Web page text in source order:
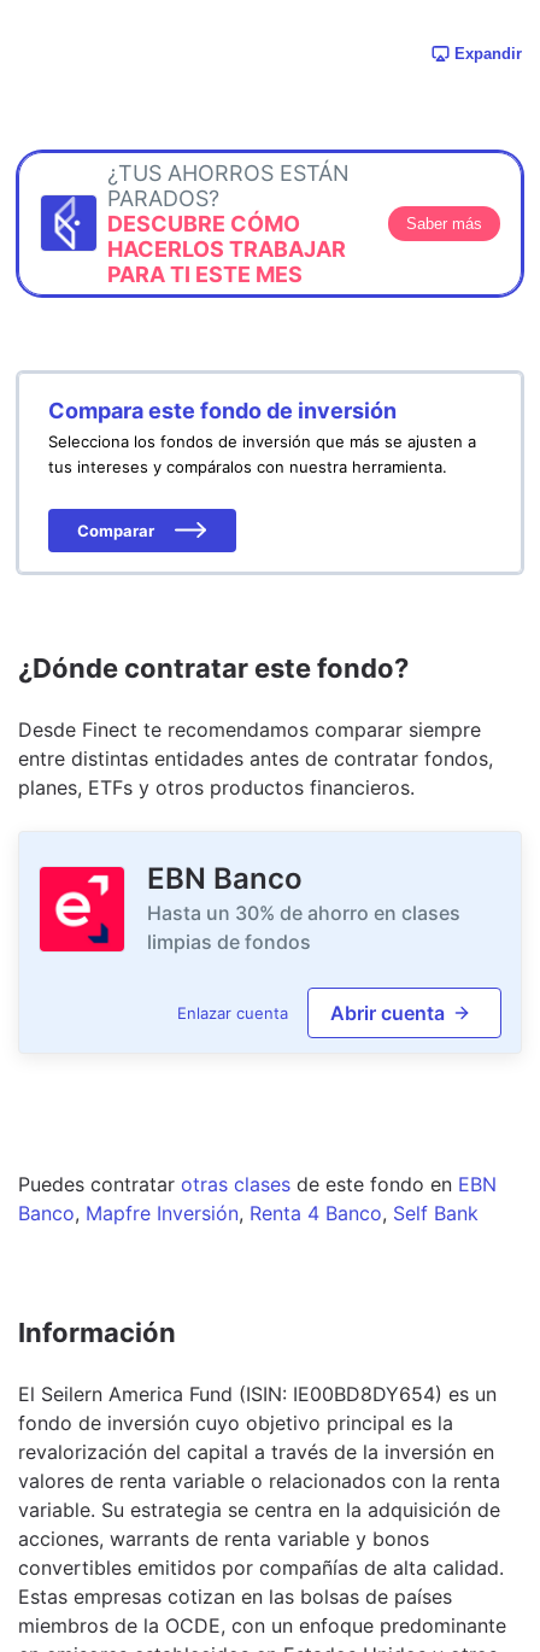
Expandir
¿TUS AHORROS ESTÁN
PARADOS?
DESCUBRE CÓMO
HACERLOS TRABAJAR
PARA TI ESTE MES
Saber más
Compara este fondo de inversión
Selecciona los fondos de inversión que más se ajusten a
tus intereses y compáralos con nuestra herramienta.
Comparar
¿Dónde contratar este fondo?
Desde Finect te recomendamos comparar siempre
entre distintas entidades antes de contratar fondos,
planes, ETFs y otros productos financieros.
EBN Banco
Hasta un 30% de ahorro en clases
limpias de fondos
Enlazar cuenta Abrir cuenta
Puedes contratar otras clases de este fondo en EBN
Banco, Mapfre Inversión, Renta 4 Banco, Self Bank
Información
El Seilern America Fund (ISIN: IE00BD8DY654) es un
fondo de inversión cuyo objetivo principal es la
revalorización del capital a través de la inversión en
valores de renta variable o relacionados con la renta
variable. Su estrategia se centra en la adquisición de
acciones, warrants de renta variable y bonos
convertibles emitidos por compañías de alta calidad.
Estas empresas cotizan en las bolsas de países
miembros de la OCDE, con un enfoque predominante